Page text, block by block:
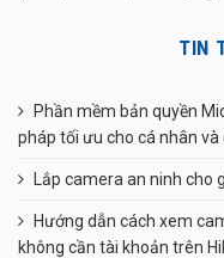
TIN
Phần mềm bản quyền
pháp tối ưu cho cá nhân và
Lắp camera an ninh cho
Hướng dẫn cách xem
không cần tài khoản trên